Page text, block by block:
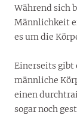
Während sich
Männlichkeit
es um die
Einerseits gibt
männliche
einen
sogar noch